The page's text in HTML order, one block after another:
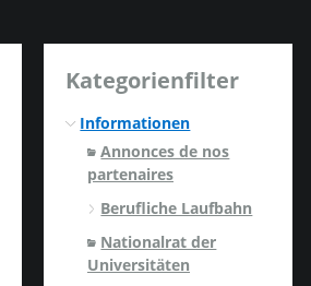
Kategorienfilter
Informationen
Annonces de nos
partenaires
Berufliche Laufbahn
Nationalrat der
Universitäten